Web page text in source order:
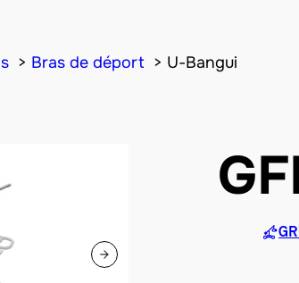
Bras de déport U-Bangui